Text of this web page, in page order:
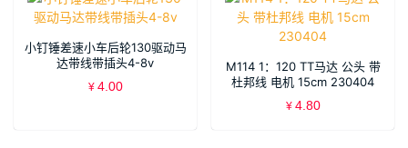
小钉锤差速小车后轮130驱动马
达带线带插头4-8v
¥ 4.00
M114 1：120 TT马达 公头 带
杜邦线 电机 15cm 230404
¥ 4.80